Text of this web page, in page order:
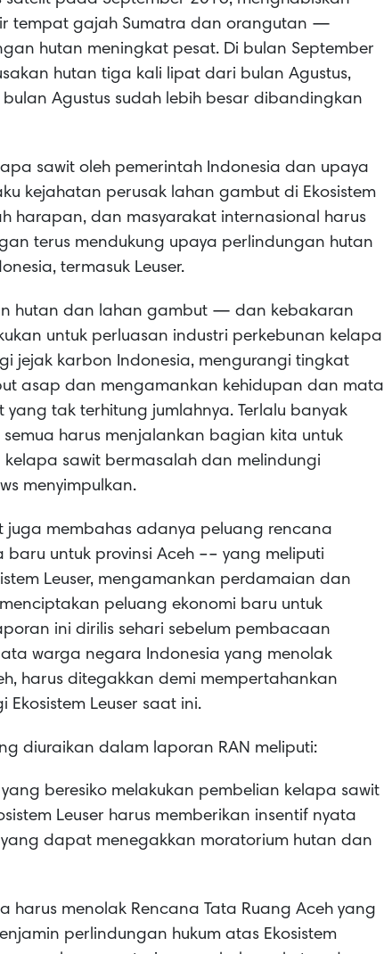
tempat gajah Sumatra dan orangutan —
hutan meningkat pesat. Di bulan September
hutan tiga kali lipat dari bulan Agustus,
Agustus sudah lebih besar dibandingkan
sawit oleh pemerintah Indonesia dan upaya
kejahatan perusak lahan gambut di Ekosistem
harapan, dan masyarakat internasional harus
terus mendukung upaya perlindungan hutan
termasuk Leuser.
hutan dan lahan gambut — dan kebakaran
untuk perluasan industri perkebunan kelapa
jejak karbon Indonesia, mengurangi tingkat
asap dan mengamankan kehidupan dan mata
tak terhitung jumlahnya. Terlalu banyak
harus menjalankan bagian kita untuk
sawit bermasalah dan melindungi
menyimpulkan.
juga membahas adanya peluang rencana
untuk provinsi Aceh –– yang meliputi
Leuser, mengamankan perdamaian dan
peluang ekonomi baru untuk
ini dirilis sehari sebelum pembacaan
warga negara Indonesia yang menolak
harus ditegakkan demi mempertahankan
Leuser saat ini.
diuraikan dalam laporan RAN meliputi:
yang beresiko melakukan pembelian kelapa sawit
Leuser harus memberikan insentif nyata
dapat menegakkan moratorium hutan dan
harus menolak Rencana Tata Ruang Aceh yang
perlindungan hukum atas Ekosistem